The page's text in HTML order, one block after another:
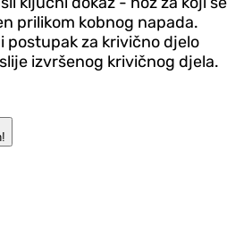
prilikom kobnog napada.
postupak za krivično djelo
izvršenog krivičnog djela.